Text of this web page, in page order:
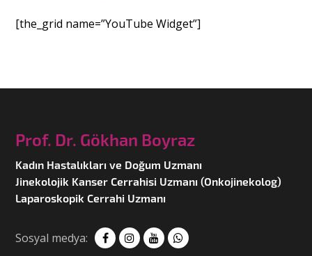
[the_grid name=”YouTube Widget”]
Prof. Dr. Gökhan Boyraz
Kadın Hastalıkları ve Doğum Uzmanı
Jinekolojik Kanser Cerrahisi Uzmanı (Onkojinekolog)
Laparoskopik Cerrahi Uzmanı
Sosyal medya: